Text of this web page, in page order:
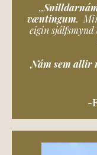
,,
væntingum.
eigin
Nám sem allir
-